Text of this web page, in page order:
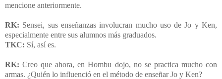
mencione anteriormente.
RK: Sensei, sus enseñanzas involucran mucho uso de Jo y Ken,
especialmente entre sus alumnos más graduados.
TKC: Sí, así es.
RK: Creo que ahora, en Hombu dojo, no se practica mucho con
armas. ¿Quién lo influenció en el método de enseñar Jo y Ken?